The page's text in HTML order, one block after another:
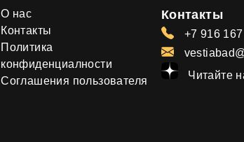
О нас
Контакты
Политика
конфиденциалности
Соглашения пользователя
Контакты
+7 916
Читайте